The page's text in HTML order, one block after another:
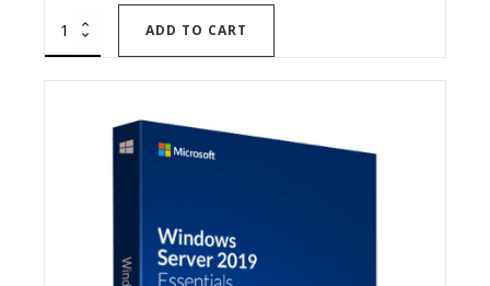
price
was:
ADD TO CART